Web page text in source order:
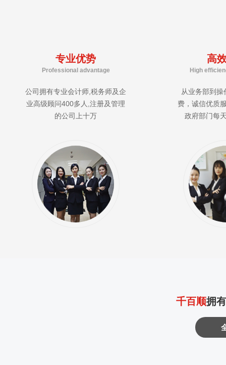
专业优势
Professional advantage
公司拥有专业会计师,税务师及企
业高级顾问400多人,注册及管理
的公司上十万
高
High
从业务部到操
费，诚信优质
政府部门每
千百顺拥有